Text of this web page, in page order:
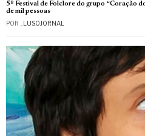
5º Festival de Folclore do grupo “Coração
de mil pessoas
POR _LUSOJORNAL